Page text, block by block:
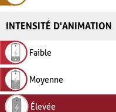
INTENSITÉ D'ANIMATION
Faible
Moyenne
Élevée